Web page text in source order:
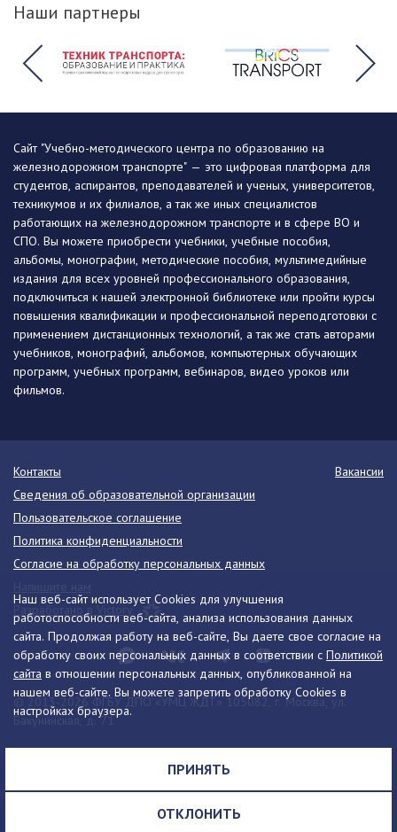
Наши партнеры
Наш веб-сайт использует Cookies для улучшения
работоспособности веб-сайта, анализа использования данных
сайта. Продолжая работу на веб-сайте, Вы даете свое согласие на
обработку своих персональных данных в соответствии с Политикой
сайта в отношении персональных данных, опубликованной на
нашем веб-сайте. Вы можете запретить обработку Cookies в
настройках браузера.
ПРИНЯТЬ
ОТКЛОНИТЬ
Сайт "Учебно-методического центра по образованию на
железнодорожном транспорте" — это цифровая платформа для
студентов, аспирантов, преподавателей и ученых, университетов,
техникумов и их филиалов, а так же иных специалистов
работающих на железнодорожном транспорте и в сфере ВО и
СПО. Вы можете приобрести учебники, учебные пособия,
альбомы, монографии, методические пособия, мультимедийные
издания для всех уровней профессионального образования,
подключиться к нашей электронной библиотеке или пройти курсы
повышения квалификации и профессиональной переподготовки с
применением дистанционных технологий, а так же стать авторами
учебников, монографий, альбомов, компьютерных обучающих
программ, учебных программ, вебинаров, видео уроков или
фильмов.
© 2013-2026 ФГБУ ДПО «УМЦ ЖДТ» 105082, г. Москва, ул.
Бакунинская, д. 71
Телефон:8 (495) 739-00-30 info@umczdt.ru
схема проезда
Контакты
Вакансии
Сведения об образовательной организации
Пользовательское соглашение
Политика конфиденциальности
Согласие на обработку персональных данных
Разработано в Victory